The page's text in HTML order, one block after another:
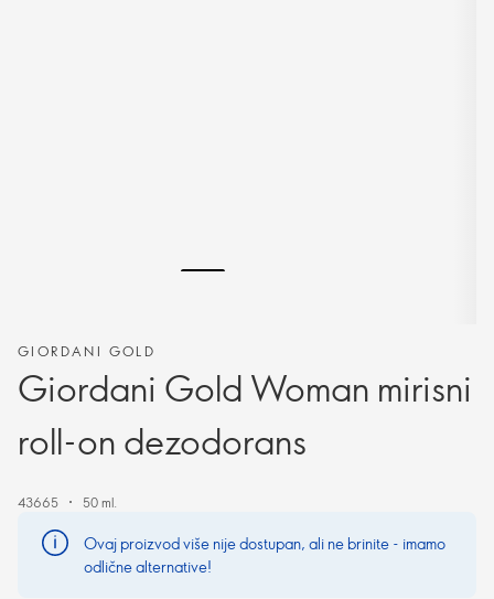
GIORDANI GOLD
Giordani Gold Woman mirisni
roll-on dezodorans
43665 50 ml.
Ovaj proizvod više nije dostupan, ali ne brinite - imamo
odlične alternative!